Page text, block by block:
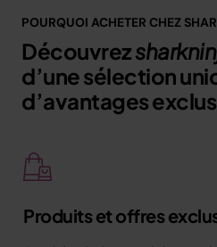
POURQUOI ACHETER CHEZ
Découvrez
d’une sélection
d’avantages
Produits et offres